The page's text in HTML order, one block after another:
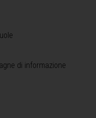
di informazione